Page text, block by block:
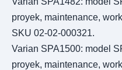
proyek, maintenance,
SKU 02-02-000321.
Varian SPA1500: model
proyek, maintenance,